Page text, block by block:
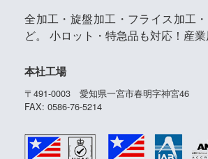
全加工・旋盤加工・フライス加工
ど。
小ロット・特急品も対応！産
本社工場
〒491-0003 愛知県一宮市春明字神宮46
FAX: 0586-76-5214